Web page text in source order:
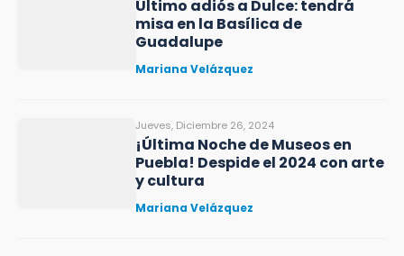
Último adiós a Dulce: tendrá
misa en la Basílica de
Guadalupe
Mariana Velázquez
Jueves, Diciembre 26, 2024
¡Última Noche de Museos en
Puebla! Despide el 2024 con arte
y cultura
Mariana Velázquez